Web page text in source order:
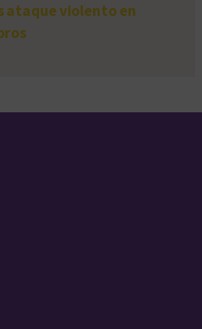
ataque violento en